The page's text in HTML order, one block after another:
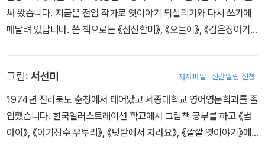
써 왔습니다. 지금은 전업 작가로 옛이야기 되살리기와 다시 쓰기에
매달려 있답니다. 쓴 책으로는 《삼신할미》, 《오늘이》, 《감은장아기》,
그림: 서선미 저자파일 신간알림 신청
1974년 전라북도 순창에서 태어났고 세종대학교 영어영문학과를 졸
업했습니다. 한국일러스트레이션 학교에서 그림책 공부를 하고 《범
아이》, 《아기장수 우투리》, 《텃밭에서 자라요》, 《깔깔 옛이야기》에